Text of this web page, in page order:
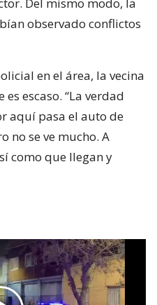
Del mismo modo, la
observado conflictos
en el área, la vecina
escaso. “La verdad
aquí pasa el auto de
no se ve mucho. A
como que llegan y